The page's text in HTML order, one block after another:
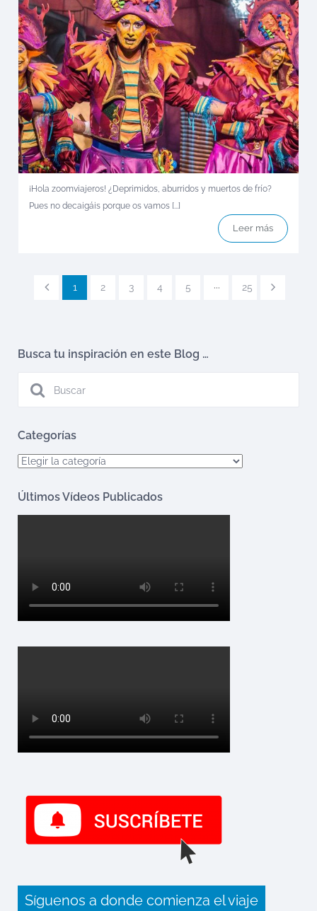
¡Hola zoomviajeros! ¿Deprimidos, aburridos y muertos de frío?
Pues no decaigáis porque os vamos [...]
Leer más
1 2 3 4 5 ··· 25
Busca tu inspiración en este Blog …
Categorías
Categorías
Últimos Vídeos Publicados
Síguenos a donde comienza el viaje